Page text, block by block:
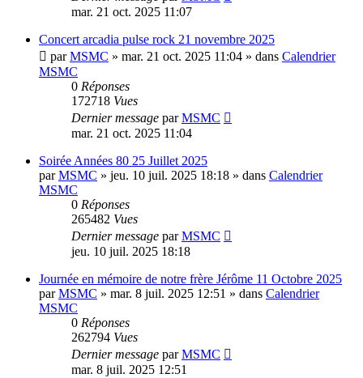
mar. 21 oct. 2025 11:07
Concert arcadia pulse rock 21 novembre 2025
parMSMC » mar. 21 oct. 2025 11:04 » dans Calendrier
MSMC
0 Réponses
172718 Vues
Dernier message parMSMC
mar. 21 oct. 2025 11:04
Soirée Années 80 25 Juillet 2025
parMSMC » jeu. 10 juil. 2025 18:18 » dans Calendrier
MSMC
0 Réponses
265482 Vues
Dernier message parMSMC
jeu. 10 juil. 2025 18:18
Journée en mémoire de notre frère Jérôme 11 Octobre 2025
parMSMC » mar. 8 juil. 2025 12:51 » dans Calendrier
MSMC
0 Réponses
262794 Vues
Dernier message parMSMC
mar. 8 juil. 2025 12:51